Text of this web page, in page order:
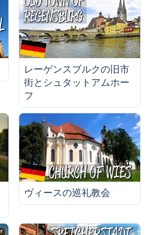
レーゲンスブルクの旧市
街とシュタットアムホー
フ
ヴィースの巡礼教会